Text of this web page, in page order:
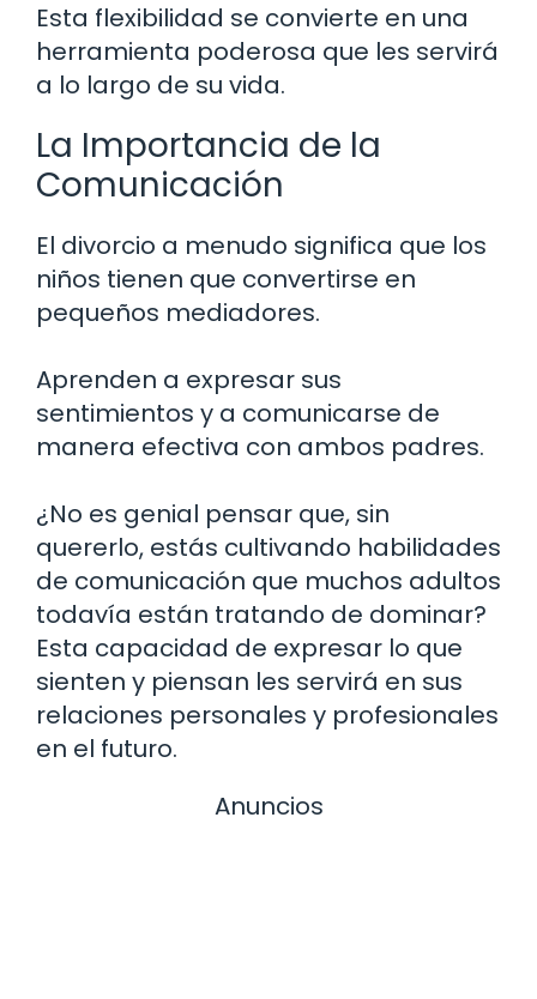
Esta flexibilidad se convierte en una
herramienta poderosa que les servirá
a lo largo de su vida.
La Importancia de la
Comunicación
El divorcio a menudo significa que los
niños tienen que convertirse en
pequeños mediadores.
Aprenden a expresar sus
sentimientos y a comunicarse de
manera efectiva con ambos padres.
¿No es genial pensar que, sin
quererlo, estás cultivando habilidades
de comunicación que muchos adultos
todavía están tratando de dominar?
Esta capacidad de expresar lo que
sienten y piensan les servirá en sus
relaciones personales y profesionales
en el futuro.
Anuncios